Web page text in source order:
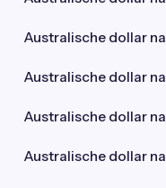
Australische dollar
Australische dollar
Australische dollar
Australische dollar